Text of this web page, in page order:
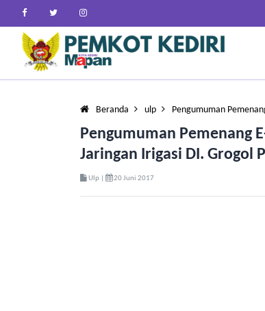
Beranda ulp Pengumuman
Pengumuman Pemenang
Jaringan Irigasi DI. Grogol
Ulp | 20 Juni 2017